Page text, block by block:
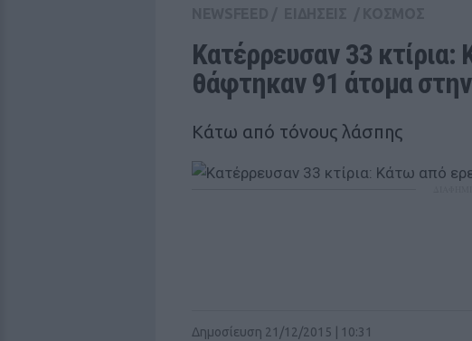
Κατέρρευσαν 33 κτίρια:
θάφτηκαν 91 άτομα
Κάτω από τόνους λάσπης
Δημοσίευση 21/12/2015 | 10:31